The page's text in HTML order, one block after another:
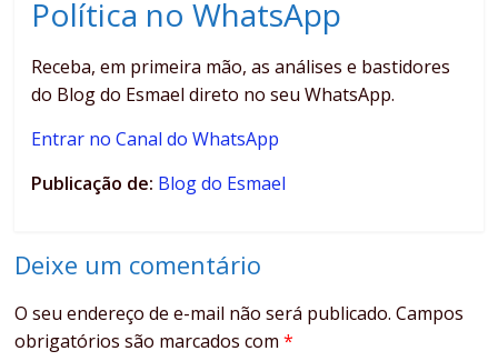
Política no WhatsApp
Receba, em primeira mão, as análises e bastidores
do Blog do Esmael direto no seu WhatsApp.
Entrar no Canal do WhatsApp
Publicação de: Blog do Esmael
Deixe um comentário
O seu endereço de e-mail não será publicado. Campos
obrigatórios são marcados com*